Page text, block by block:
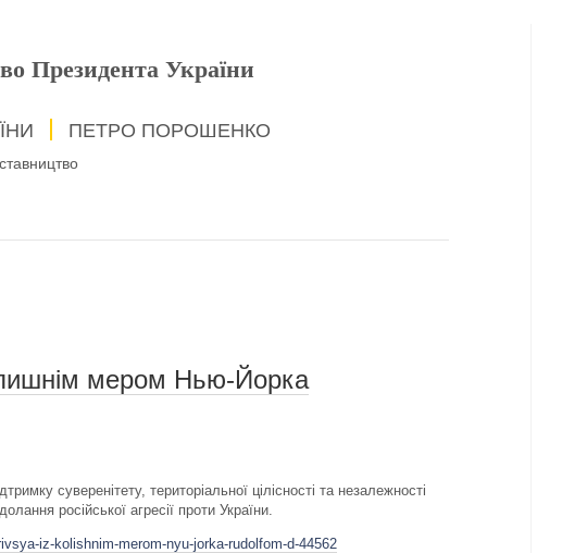
Президента України
ПЕТРО ПОРОШЕНКО
мером Нью-Йорка
суверенітету, територіальної цілісності та незалежності
російської агресії проти України.
iz-kolishnim-merom-nyu-jorka-rudolfom-d-44562